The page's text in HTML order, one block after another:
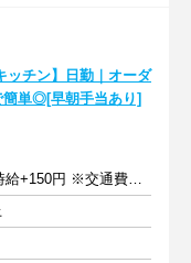
ッチン】日勤｜オーダ
簡単◎[早朝手当あり]
時給1250円～【早朝】時給+150円 ※交通費支給